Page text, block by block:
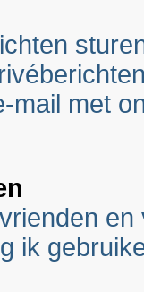
mail met
en
ik